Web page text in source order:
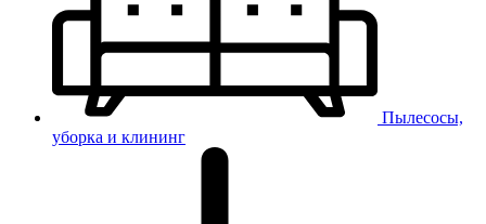
Пылесосы,
уборка и клининг